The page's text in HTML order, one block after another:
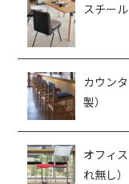
スチー
カウン
製）
オフィ
れ無し）